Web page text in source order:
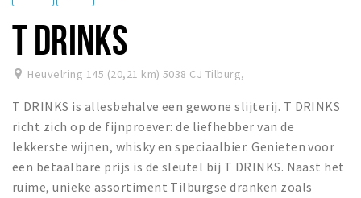
Bezienswaardigheden
Musea, theaters & podia
Uitjes & activiteiten
Natuurgebieden
Andere City Apps
T DRINKS
Heuvelring 145 (20,21 km) 5038 CJ Tilburg,
T DRINKS is allesbehalve een gewone slijterij. T DRINKS
richt zich op de fijnproever: de liefhebber van de
lekkerste wijnen, whisky en speciaalbier. Genieten voor
een betaalbare prijs is de sleutel bij T DRINKS. Naast het
ruime, unieke assortiment Tilburgse dranken zoals